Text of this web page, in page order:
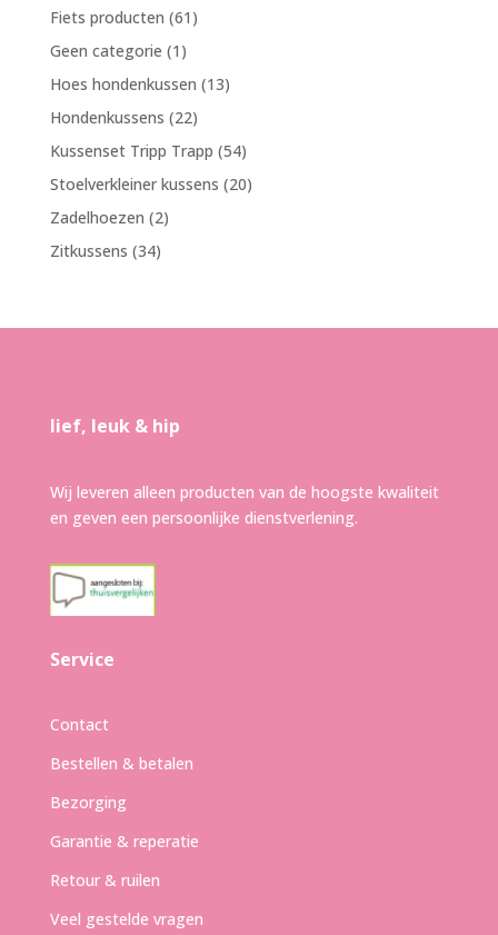
Fiets producten 61 61
Geen categorie 1 1
product
Hoes hondenkussen 1313
Hondenkussens 2222
producten
Kussenset Tripp Trapp 5454
producten
Stoelverkleiner kussens 2020
Zadelhoezen 22
Zitkussens 3434
lief, leuk & hip
Wij leveren alleen producten van de hoogste kwaliteit
en geven een persoonlijke dienstverlening.
Service
Contact
Bestellen & betalen
Bezorging
Garantie & reperatie
Retour & ruilen
Veel gestelde vragen